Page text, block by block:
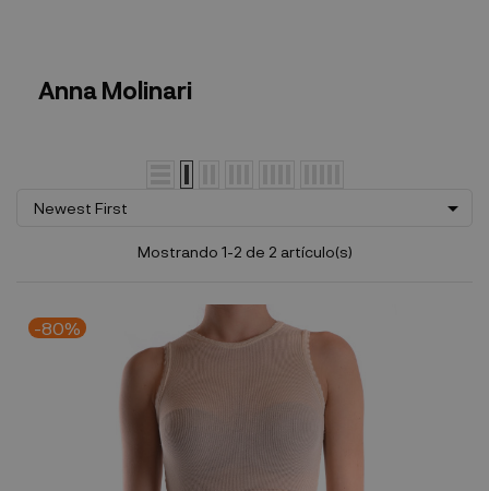
Anna Molinari
Newest First 
Mostrando 1-2 de 2 artículo(s)
-80%